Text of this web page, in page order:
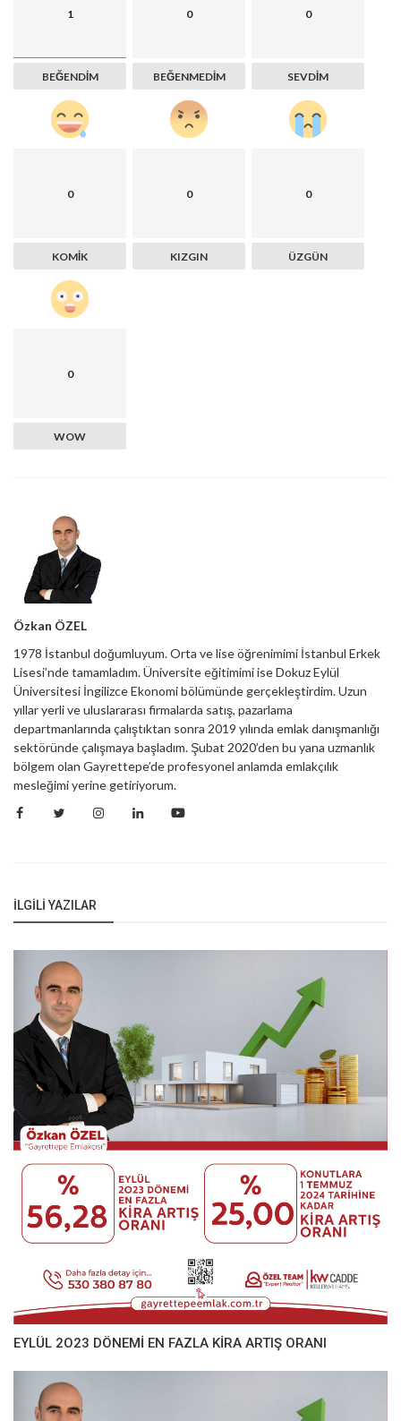
1
BEĞENDIM
0
BEĞENMEDIM
0
SEVDIM
0
KOMIK
0
KIZGIN
0
ÜZGÜN
0
WOW
Özkan ÖZEL
1978 İstanbul doğumluyum. Orta ve lise öğrenimimi İstanbul Erkek
Lisesi’nde tamamladım. Üniversite eğitimimi ise Dokuz Eylül
Üniversitesi İngilizce Ekonomi bölümünde gerçekleştirdim. Uzun
yıllar yerli ve uluslararası firmalarda satış, pazarlama
departmanlarında çalıştıktan sonra 2019 yılında emlak danışmanlığı
sektöründe çalışmaya başladım. Şubat 2020’den bu yana uzmanlık
bölgem olan Gayrettepe’de profesyonel anlamda emlakçılık
mesleğimi yerine getiriyorum.
İLGILI YAZILAR
EYLÜL 2O23 DÖNEMİ EN FAZLA KİRA ARTIŞ ORANI